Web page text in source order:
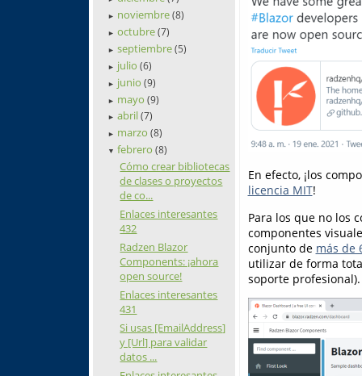
► noviembre(8)
► octubre(7)
► septiembre(5)
► julio(6)
► junio(9)
► mayo(9)
► abril(7)
► marzo(8)
▼ febrero(8)
Cómo crear bibliotecas
de clases o proyectos
de co...
Enlaces interesantes
432
Radzen Blazor
Components: ¡ahora
open source!
Enlaces interesantes
431
Si usas [EmailAddress]
y [Url] para validar
datos ...
En efecto, ¡los
licencia MIT!
Para los que no los
componentes
conjunto de más de
utilizar de forma
soporte profesional).